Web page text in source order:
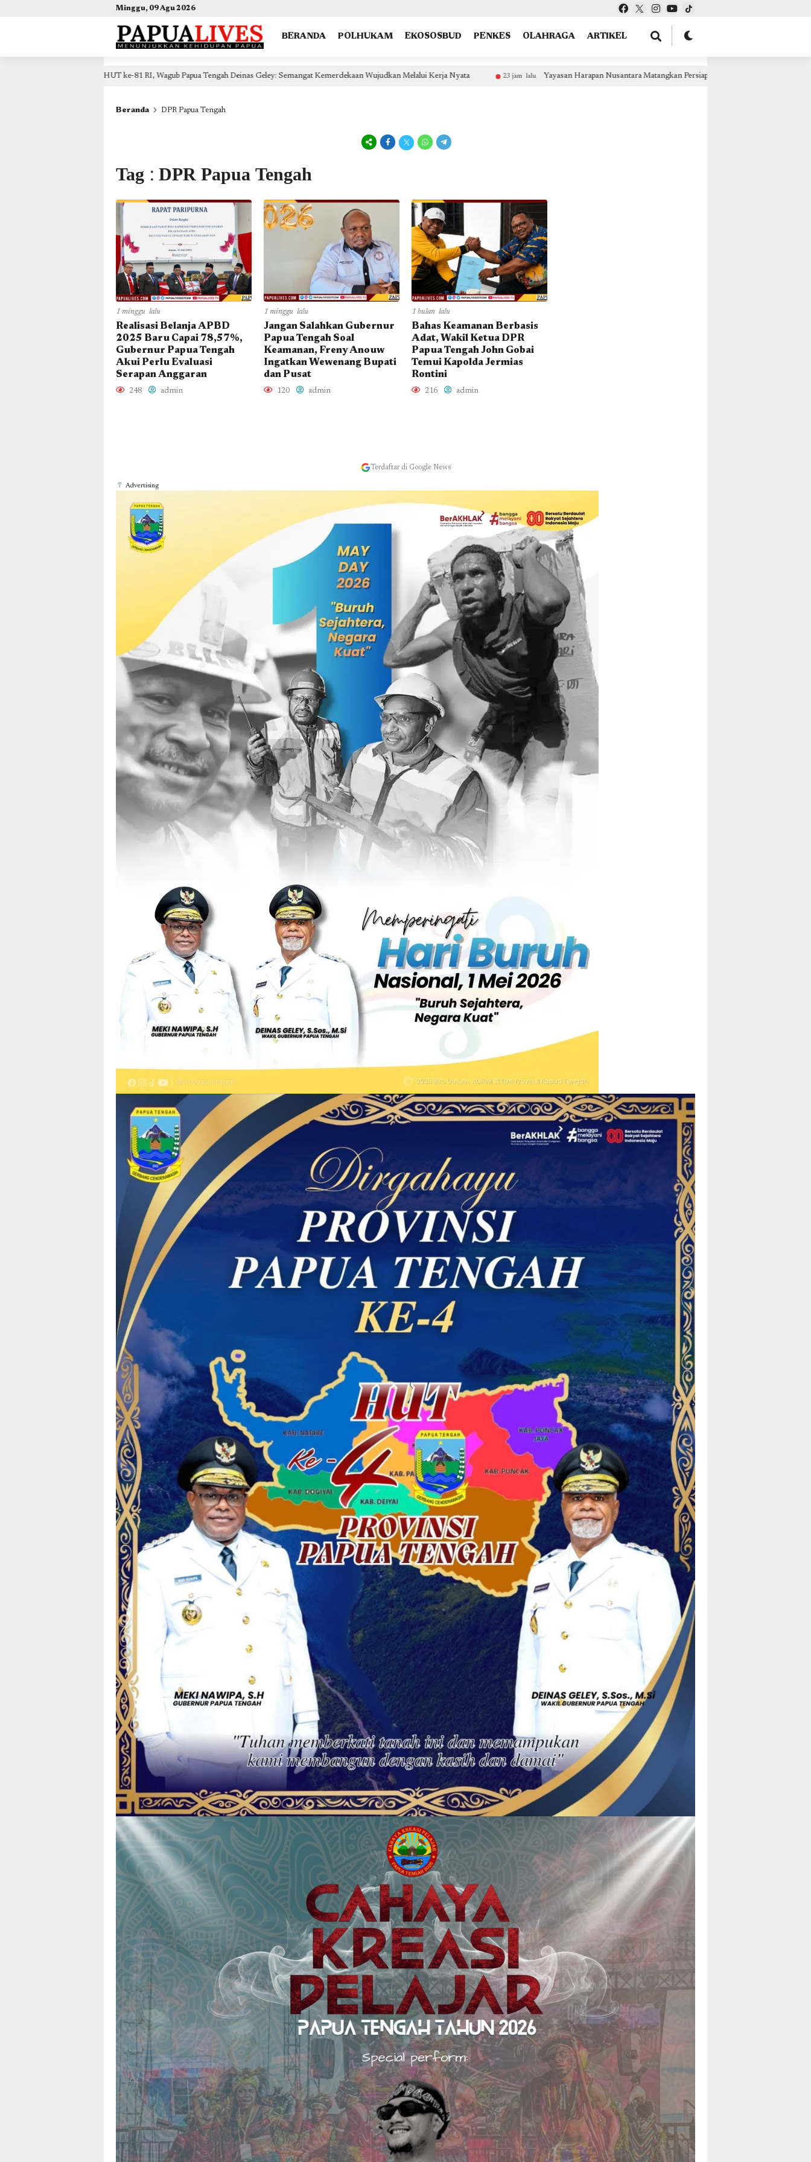
(self.SWG_BASIC = self.SWG_BASIC || []).push( basicSubscriptions => { basicSubscriptions.init({ type: "NewsArticle", isPartOfType: ["Product"], isPartOfProductId: "CAow7IrHDA:openaccess", clientOptions: { theme: "light", lang: "id" }, }); });
Minggu, 09 Agu 2026
BERANDA POLHUKAM EKOSOSBUD PENKES OLAHRAGA ARTIKEL
Papua Tengah Deinas Geley: Semangat Kemerdekaan Wujudkan Melalui Kerja Nyata 23 jam lalu Yayasan Harapan Nusantara Matangkan Persiapan Institut Kesehatan Anigou Nabire, Bidik Izin Operasional Akhir 2026
Beranda DPR Papua Tengah
Tag : DPR Papua Tengah
1 minggu lalu
Realisasi Belanja APBD
2025 Baru Capai 78,57%,
Gubernur Papua Tengah
Akui Perlu Evaluasi
Serapan Anggaran
248 admin
1 minggu lalu
Jangan Salahkan Gubernur
Papua Tengah Soal
Keamanan, Freny Anouw
Ingatkan Wewenang Bupati
dan Pusat
120 admin
1 bulan lalu
Bahas Keamanan Berbasis
Adat, Wakil Ketua DPR
Papua Tengah John Gobai
Temui Kapolda Jermias
Rontini
216 admin
Terdaftar di Google News
Advertising